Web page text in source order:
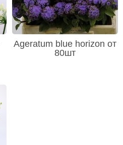
Ageratum blue horizon от
80шт